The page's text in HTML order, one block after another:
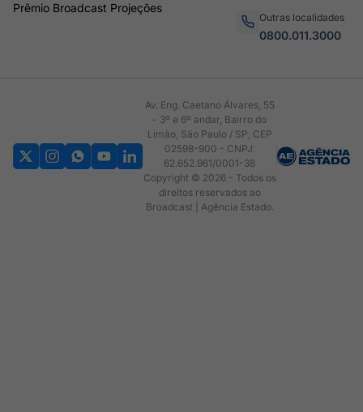
Prêmio Broadcast Projeções
Outras localidades
0800.011.3000
Av. Eng. Caetano Álvares, 55
- 3º e 6º andar, Bairro do
Limão, São Paulo / SP, CEP
02598-900 - CNPJ:
62.652.961/0001-38
Copyright © 2026 - Todos os
direitos reservados ao
Broadcast | Agência Estado.